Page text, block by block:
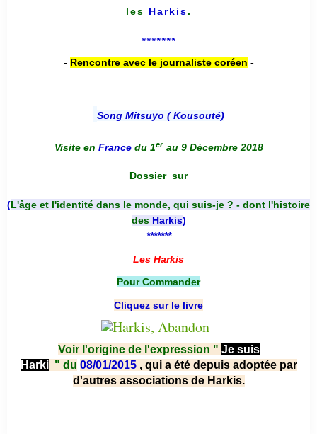
les Harkis.
*******
- Rencontre avec le journaliste coréen -
Song Mitsuyo ( Kousouté)
Visite en France du 1er au 9 Décembre 2018
Dossier sur
(L'âge et l'identité dans le monde, qui suis-je ? - dont l'histoire
des Harkis)
*******
Les Harkis
Pour Commander
Cliquez sur le livre
Voir l'origine de l'expression " Je suis
Harki " du 08/01/2015 , qui a été depuis adoptée par
d'autres associations de Harkis.